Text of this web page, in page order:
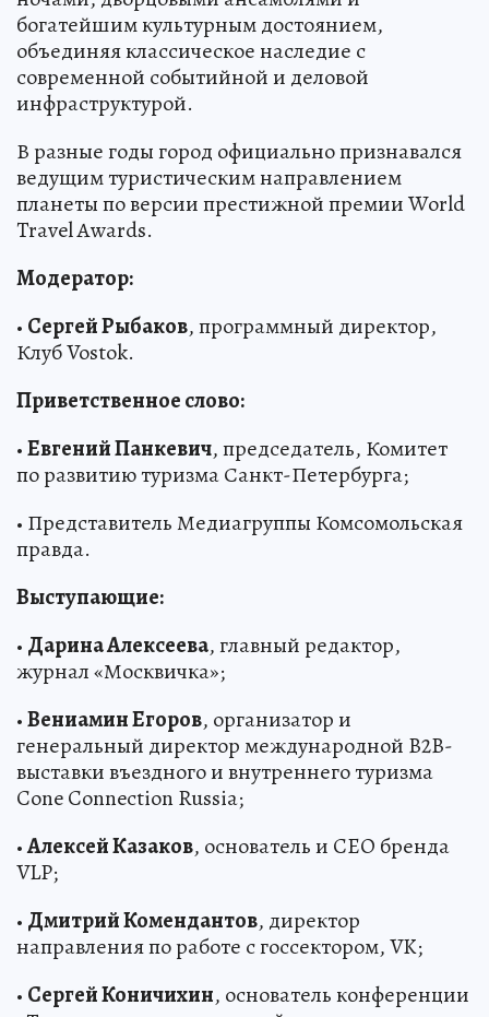
богатейшим культурным достоянием,
объединяя классическое наследие с
современной событийной и деловой
инфраструктурой.
В разные годы город официально признавался
ведущим туристическим направлением
планеты по версии престижной премии World
Travel Awards.
Модератор:
• Сергей Рыбаков, программный директор,
Клуб Vostok.
Приветственное слово:
•Евгений Панкевич, председатель, Комитет
по развитию туризма Санкт-Петербурга;
• Представитель Медиагруппы Комсомольская
правда.
Выступающие:
• Дарина Алексеева, главный редактор,
журнал «Москвичка»;
•Вениамин Егоров, организатор и
генеральный директор международной B2B-
выставки въездного и внутреннего туризма
Cone Connection Russia;
•Алексей Казаков, основатель и CEO бренда
VLP;
• Дмитрий Комендантов, директор
направления по работе с госсектором, VK;
• Сергей Коничихин, основатель конференции